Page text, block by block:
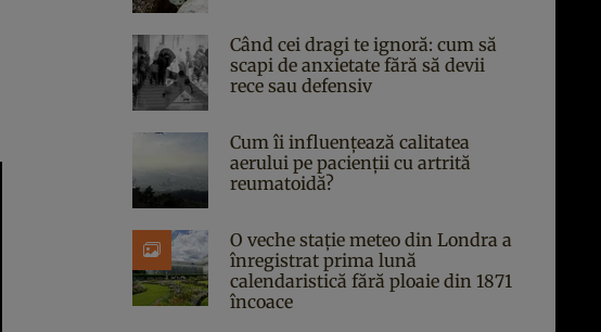
Când cei dragi te ignoră: cum să
scapi de anxietate fără să devii
rece sau defensiv
Cum îi influențează calitatea
aerului pe pacienții cu artrită
reumatoidă?
O veche stație meteo din Londra a
înregistrat prima lună
calendaristică fără ploaie din 1871
încoace